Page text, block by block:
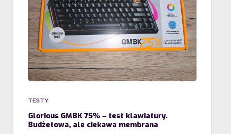
TESTY
Glorious GMBK 75% – test klawiatury.
Budżetowa, ale ciekawa membrana